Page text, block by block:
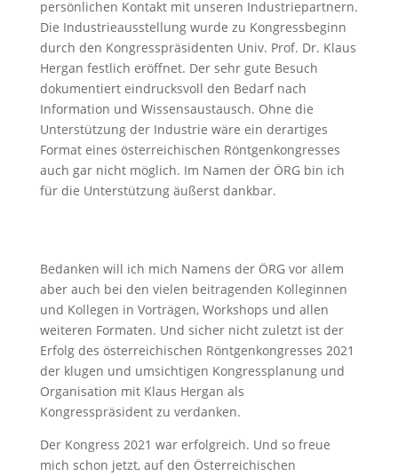
persönlichen Kontakt mit unseren Industriepartnern.
Die Industrieausstellung wurde zu Kongressbeginn
durch den Kongresspräsidenten Univ. Prof. Dr. Klaus
Hergan festlich eröffnet. Der sehr gute Besuch
dokumentiert eindrucksvoll den Bedarf nach
Information und Wissensaustausch. Ohne die
Unterstützung der Industrie wäre ein derartiges
Format eines österreichischen Röntgenkongresses
auch gar nicht möglich. Im Namen der ÖRG bin ich
für die Unterstützung äußerst dankbar.
Bedanken will ich mich Namens der ÖRG vor allem
aber auch bei den vielen beitragenden Kolleginnen
und Kollegen in Vorträgen, Workshops und allen
weiteren Formaten. Und sicher nicht zuletzt ist der
Erfolg des österreichischen Röntgenkongresses 2021
der klugen und umsichtigen Kongressplanung und
Organisation mit Klaus Hergan als
Kongresspräsident zu verdanken.
Der Kongress 2021 war erfolgreich. Und so freue
mich schon jetzt, auf den Österreichischen